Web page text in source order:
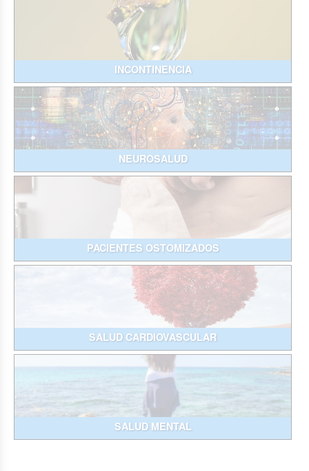
INCONTINENCIA
NEUROSALUD
PACIENTES OSTOMIZADOS
SALUD CARDIOVASCULAR
SALUD MENTAL